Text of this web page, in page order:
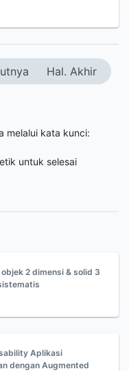
Hal. Akhir
melalui kata kunci:
untuk selesai
2 dimensi & solid 3
Aplikasi
dengan Augmented